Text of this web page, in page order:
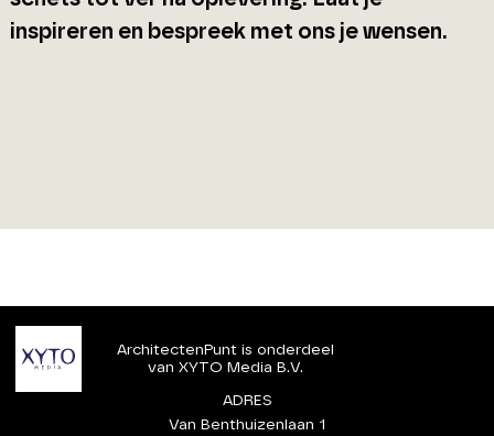
inspireren en bespreek met ons je wensen.
ArchitectenPunt is onderdeel
van XYTO Media B.V.
ADRES
Van Benthuizenlaan 1